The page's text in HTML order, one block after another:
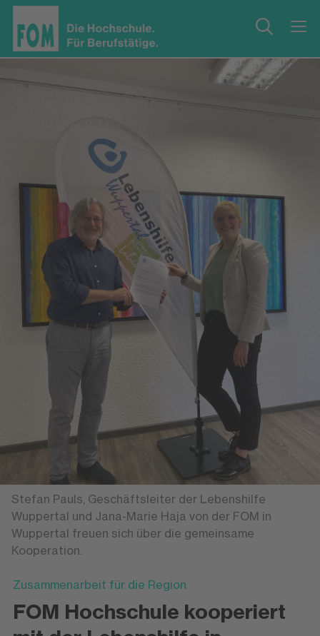
Stefan Pauls, Geschäftsleiter der Lebenshilfe
Wuppertal und Jana-Marie Haja von der FOM in
Wuppertal freuen sich über die gemeinsame
Kooperation.
Zusammenarbeit für die Region
FOM Hochschule kooperiert